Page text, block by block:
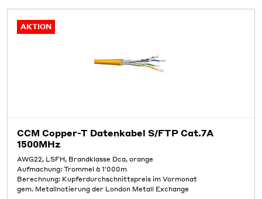
AKTION
CCM Copper-T Datenkabel S/FTP Cat.7A
1500MHz
AWG22, LSFH, Brandklasse Dca, orange
Aufmachung: Trommel à 1'000m
Berechnung: Kupferdurchschnittspreis im Vormonat
gem. Metallnotierung der London Metall Exchange